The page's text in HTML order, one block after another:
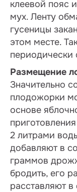
клеевой пояс
мух. Ленту
гусеницы
этом месте.
периодически
Размещение
Значительно
плодожорки
основе
2 литрами
добавляют в
граммов
бродить, его
расставляют